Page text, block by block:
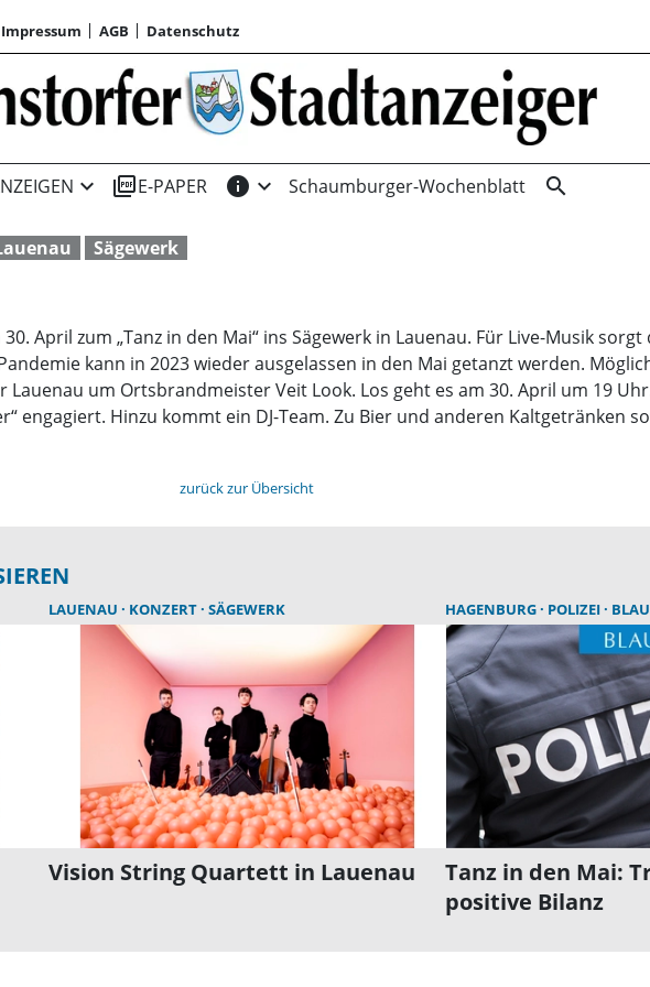
Impressum AGB Datenschutz
expand_more picture_as_pdfE-PAPER info expand_more Schaumburger-Wochenblatt search
Sägewerk
April zum „Tanz in den Mai“ ins Sägewerk in Lauenau. Für Live-Musik sorgt
kann in 2023 wieder ausgelassen in den Mai getanzt werden.
um Ortsbrandmeister Veit Look. Los geht es am 30. April um 19
engagiert. Hinzu kommt ein DJ-Team. Zu Bier und anderen Kaltgetränken
zurück zur Übersicht
LAUENAU KONZERT SÄGEWERK
Vision String Quartett in Lauenau
HAGENBURG POLIZEI
Tanz in den Mai:
positive Bilanz